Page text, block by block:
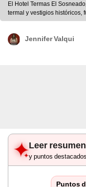
El Hotel Termas El
termal y vestigios históricos,
homenajean a las víctimas
Jennifer Valqui
Leer resumen
y puntos
Puntos